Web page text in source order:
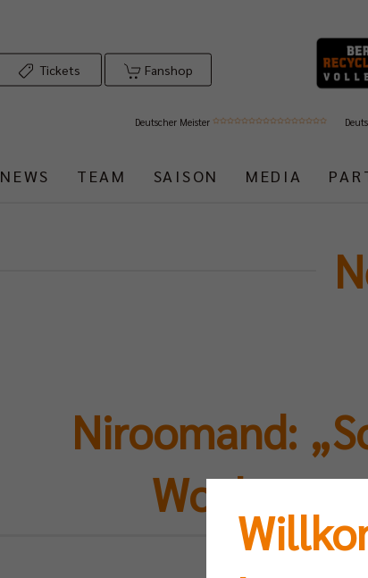
Tickets Fanshop
Deutscher Meister
NEWS TEAM SAISON MEDIA
Niroomand: